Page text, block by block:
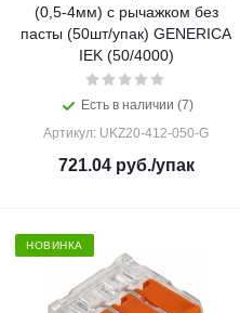
(0,5-4мм) с рычажком без
пасты (50шт/упак) GENERICA
IEK (50/4000)
Есть в наличии (7)
Артикул: UKZ20-412-050-G
721.04руб./упак
НОВИНКА